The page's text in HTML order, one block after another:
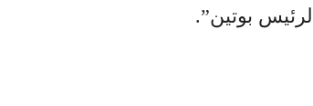
الرئيس بوتين”.